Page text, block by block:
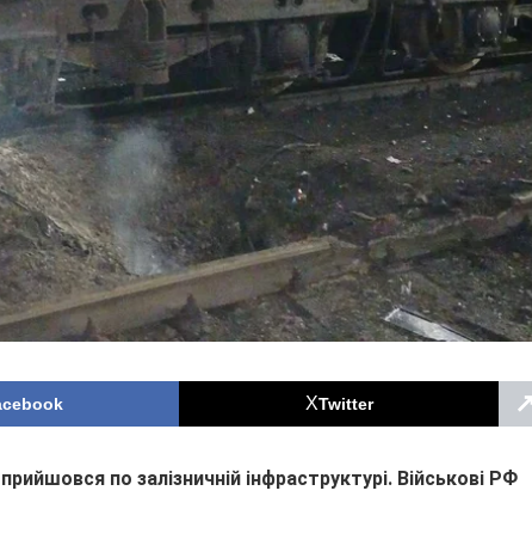
Twitter ↗
по залізничній інфраструктурі. Військові РФ